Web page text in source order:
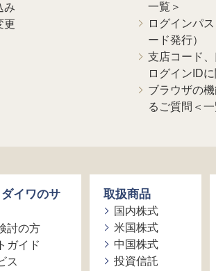
み
更
一覧＞
ログインパ
ード発行）
支店コード
ログインID
ブラウザの
るご質問＜
イワのサ
討の方
ガイド
ス
取扱商品
国内株式
米国株式
中国株式
投資信託